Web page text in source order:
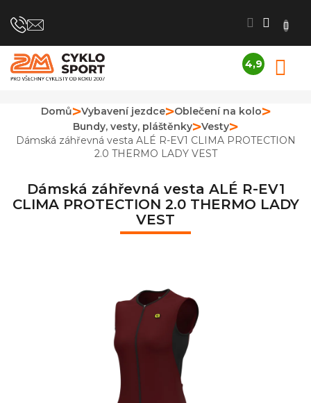
na
4,9
obchodu
je
4,9
z
Domů Vybavení jezdce
Oblečení na kolo
Bundy, vesty, pláštěnky
Vesty
Dámská záhřevná vesta ALÉ R-EV1 CLIMA PROTECTION
2.0 THERMO LADY VEST
Dámská záhřevná vesta ALÉ R-EV1
CLIMA PROTECTION 2.0 THERMO LADY
VEST